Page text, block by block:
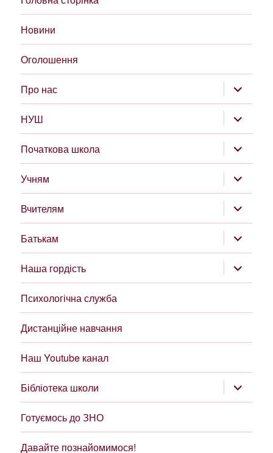
Новини
Оголошення
Про нас
підменю
НУШ
підменю
Початкова школа
підменю
Учням
підменю
Вчителям
підменю
Батькам
підменю
Наша гордість
підменю
Психологічна служба
Дистанційне навчання
Наш Youtube канал
Бібліотека школи
підменю
Готуємось до ЗНО
Давайте познайомимося!